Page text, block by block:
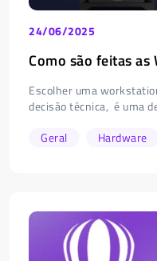
24/06/2025
Como são feitas
Escolher uma
decisão técnica, é uma
Geral
Hardware